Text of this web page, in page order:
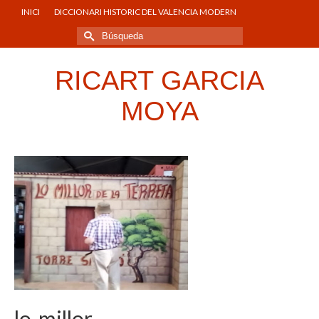
INICI DICCIONARI HISTORIC DEL VALENCIA MODERN
Buscar
por:
RICART GARCIA
MOYA